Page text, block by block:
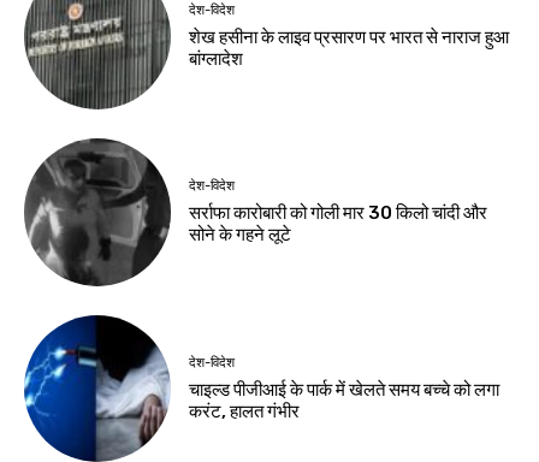
देश-विदेश
शेख हसीना के लाइव प्रसारण पर भारत से नाराज हुआ
बांग्लादेश
देश-विदेश
सर्राफा कारोबारी को गोली मार 30 किलो चांदी और
सोने के गहने लूटे
देश-विदेश
चाइल्ड पीजीआई के पार्क में खेलते समय बच्चे को लगा
करंट, हालत गंभीर